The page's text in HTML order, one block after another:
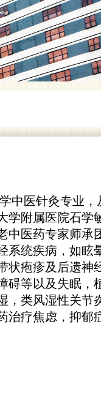
中医针灸专业
学附属医院石学
中医药专家师承
系统疾病，如眩
状疱疹及后遗神
碍等以及失眠，
，类风湿性关节
疗焦虑，抑郁